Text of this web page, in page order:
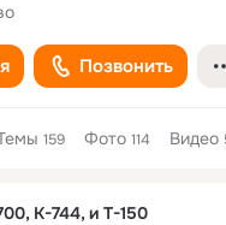
Позвонить
159 Фото 114 Видео
К-744, и Т-150